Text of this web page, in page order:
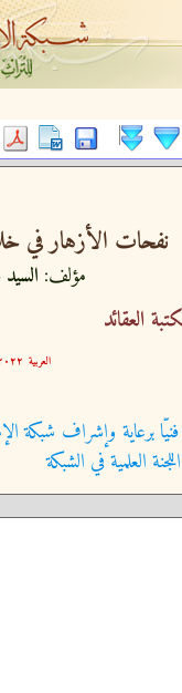
نفحات الأزهار في
مؤلف:
العقائد
العربية ٢٠٢٢-٠٣-١٣
برعاية وإشراف شبكة
العلمية في الشبكة